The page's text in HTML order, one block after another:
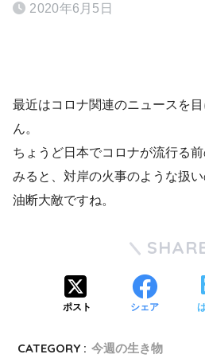
2020年6月5日
最近はコロナ関連のニュースを
ん。
ちょうど日本でコロナが流行る
みると、対岸の火事のような扱い
油断大敵ですね。
ポスト シェア
CATEGORY : 今週の生き物